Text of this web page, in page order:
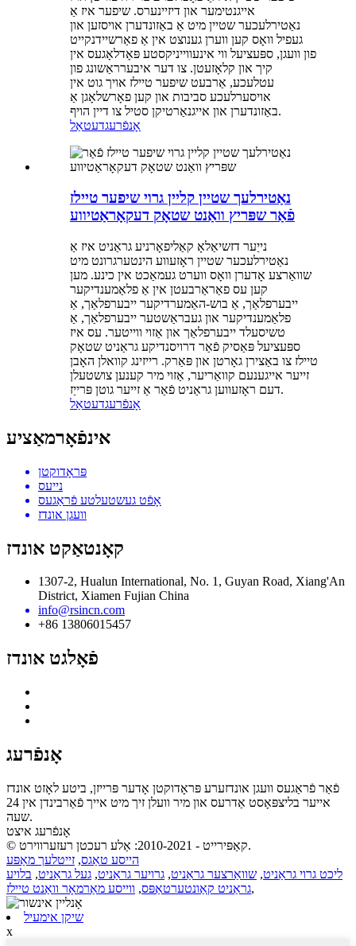
אייגנטימער און דיזיינערס. שיפער איז אַ
נאַטירלעכער שטיין מיט אַ באַזונדערן אויסזען און
געפיל וואָס קען ווערן גענוצט אין אַ פאַרשיידנקייט
פון וועגן, ספּעציעל ווי אינעווייניקסטע פּאָדלאָגעס אין
קיך און קלאָזעטן. צו דער איבערראַשונג פון
עטלעכע, אַרבעט שיפער טיילז אויך גוט אין
אויסערלעכע סביבות און קען פאָרשלאָגן אַ
באַזונדערן און אייגנאַרטיקן סטיל צו דיין הויף.
אָנפֿרעגדעטאַל
נאַטירלעך שטיין קליין גרוי שיפער טיילז
פֿאַר שפּריץ וואַנט שטאָק דעקאָראַטיווע
נייַער דזשיאַלאָ קאַליפאָרניע גראַניט איז אַ
נאַטירלעכער שטיין ראָזעווע הינטערגרונט מיט
שוואַרצע אָדערן וואָס ווערט געמאַכט אין כינע. מען
קען עס פאַראַרבעטן אין אַ פלאַמענדיקער
ייבערפלאַך, אַ בוש-האַמערדיקער ייבערפלאַך, אַ
פלאַמענדיקער און געבראַשטער ייבערפלאַך, אַ
טשיסעלד ייבערפלאַך און אַזוי ווייטער. עס איז
ספּעציעל פּאַסיק פֿאַר דרויסנדיקע גראַניט שטאָק
טיילז צו באַצירן גאָרטן און פּאַרק. רייזינג קוואלן האָבן
זייער אייגענעם קוואַריער, אַזוי מיר קענען צושטעלן
דעם ראָזעווען גראַניט פֿאַר אַ זייער גוטן פּרייַז.
אָנפֿרעגדעטאַל
אינפֿאָרמאַציע
פּראָדוקטן
נייעס
אָפֿט געשטעלטע פֿראַגעס
וועגן אונדז
קאָנטאַקט אונדז
1307-2, Hualun International, No. 1, Guyan Road, Xiang'An
District, Xiamen Fujian China
info@rsincn.com
+86 13806015457
פֿאָלגט אונדז
אָנפֿרעג
פֿאַר פֿראַגעס וועגן אונדזערע פּראָדוקטן אָדער פּרייזן, ביטע לאָזט אונדז
אייער בליצפּאָסט אַדרעס און מיר וועלן זיך מיט אייך פֿאַרבינדן אין 24
שעה.
אָנפֿרעג איצט
© קאַפּירייט - 2010-2021: אַלע רעכטן רעזערווירט.
הייסע טאַגס, זייטלעך מאַפּע
ליכט גרוי גראַניט, שוואַרצער גראַניט, גרויער גראַניט, געל גראַניט, בלויע
גראַניט קאַונטערטאַפּס, ווייסע מאַרמאָר וואַנט טיילז ,
שיקן אימעיל
x